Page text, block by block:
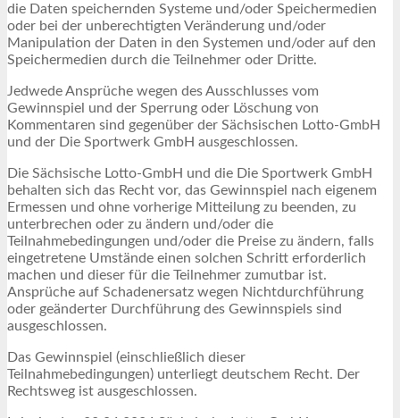
die Daten speichernden Systeme und/oder Speichermedien
oder bei der unberechtigten Veränderung und/oder
Manipulation der Daten in den Systemen und/oder auf den
Speichermedien durch die Teilnehmer oder Dritte.
Jedwede Ansprüche wegen des Ausschlusses vom
Gewinnspiel und der Sperrung oder Löschung von
Kommentaren sind gegenüber der Sächsischen Lotto-GmbH
und der Die Sportwerk GmbH ausgeschlossen.
Die Sächsische Lotto-GmbH und die Die Sportwerk GmbH
behalten sich das Recht vor, das Gewinnspiel nach eigenem
Ermessen und ohne vorherige Mitteilung zu beenden, zu
unterbrechen oder zu ändern und/oder die
Teilnahmebedingungen und/oder die Preise zu ändern, falls
eingetretene Umstände einen solchen Schritt erforderlich
machen und dieser für die Teilnehmer zumutbar ist.
Ansprüche auf Schadenersatz wegen Nichtdurchführung
oder geänderter Durchführung des Gewinnspiels sind
ausgeschlossen.
Das Gewinnspiel (einschließlich dieser
Teilnahmebedingungen) unterliegt deutschem Recht. Der
Rechtsweg ist ausgeschlossen.